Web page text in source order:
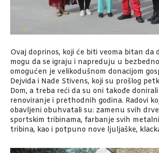
Ovaj doprinos, koji će biti veoma bitan da
mogu da se igraju i napreduju u
omogućen je velikodušnom donacijom
Dejvida i Nade Stivens, koji su prošlog
Dom, a treba reći da su oni takođe
renoviranje i prethodnih godina. Radovi
obavljeni obuhvatali su: zamenu svih
sportskim tribinama, farbanje svih
tribina, kao i potpuno nove ljuljaške,